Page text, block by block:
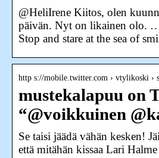
@HeliIrene Kiitos, olen
päivän. Nyt on likainen olo.
Stop and stare at the sea of
http s://mobile.twitter.com › vtylikoski ›
mustekalapuu on
“@voikkuinen
Se taisi jäädä vähän kesken!
että mitähän kissaa Lari